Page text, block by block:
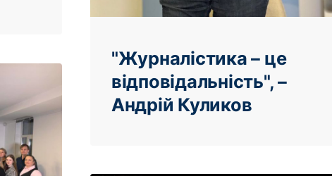
"Журналістика – це
відповідальність", –
Андрій Куликов